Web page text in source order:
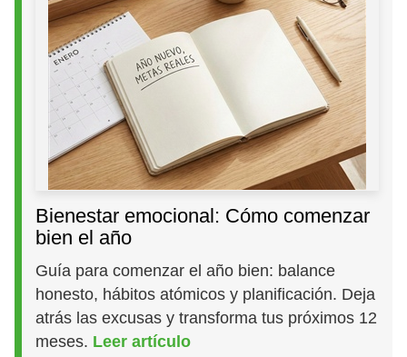
Bienestar emocional: Cómo comenzar
bien el año
Guía para comenzar el año bien: balance
honesto, hábitos atómicos y planificación. Deja
atrás las excusas y transforma tus próximos 12
meses. Leer artículo